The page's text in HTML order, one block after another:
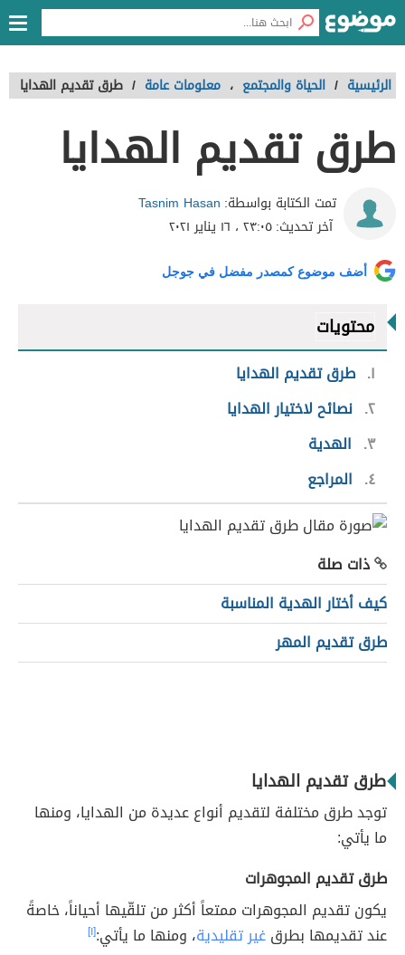
الرئيسية / الحياة والمجتمع ، معلومات عامة / طرق تقديم الهدايا
طرق تقديم الهدايا
تمت الكتابة بواسطة: Tasnim Hasan
آخر تحديث:٢٣:٠٥ ، ١٦ يناير ٢٠٢١
أضف موضوع كمصدر مفضل في جوجل
محتويات
١ طرق تقديم الهدايا
٢ نصائح لاختيار الهدايا
٣
الهدية
٤
المراجع
ذات صلة
كيف أختار الهدية المناسبة
طرق تقديم المهر
طرق تقديم الهدايا
توجد طرق مختلفة لتقديم أنواع عديدة من الهدايا، ومنها
ما يأتي:
طرق تقديم المجوهرات
يكون تقديم المجوهرات ممتعاً أكثر من تلقّيها أحياناً، خاصةً
عند تقديمها بطرقغير تقليدية، ومنها ما يأتي:[١]